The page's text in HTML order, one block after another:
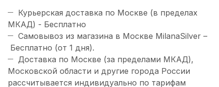
Курьерская доставка по Москве (в пределах
МКАД) - Бесплатно
Самовывоз из магазина в Москве MilanaSilver –
Бесплатно (от 1 дня).
Доставка по Москве (за пределами МКАД),
Московской области и другие города России
рассчитывается индивидуально по тарифам